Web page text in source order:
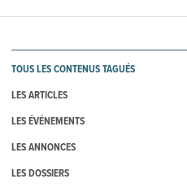
TOUS LES CONTENUS TAGUÉS
LES ARTICLES
LES ÉVÉNEMENTS
LES ANNONCES
LES DOSSIERS